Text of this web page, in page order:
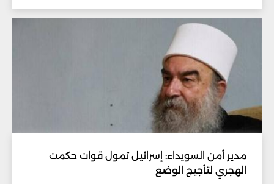
مدير أمن السويداء: إسرائيل تمول قوات حكمت
الهجري لتأجيج الوضع